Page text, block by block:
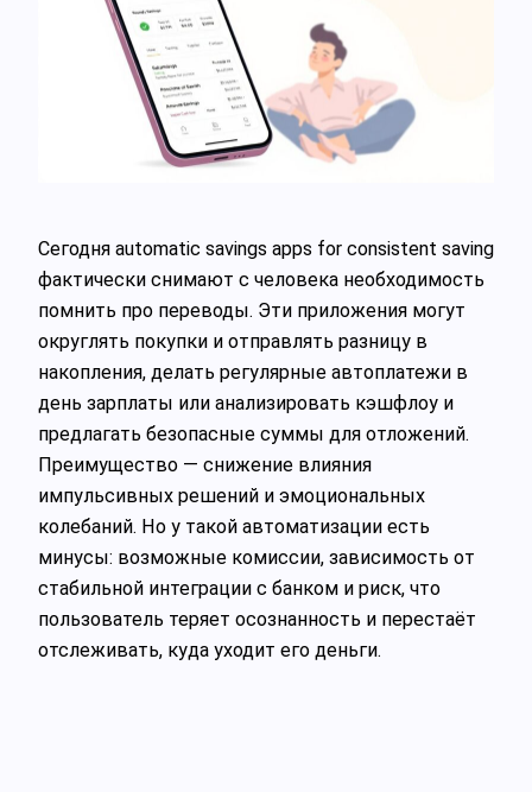
Сегодня automatic savings apps for consistent saving
фактически снимают с человека необходимость
помнить про переводы. Эти приложения могут
округлять покупки и отправлять разницу в
накопления, делать регулярные автоплатежи в
день зарплаты или анализировать кэшфлоу и
предлагать безопасные суммы для отложений.
Преимущество — снижение влияния
импульсивных решений и эмоциональных
колебаний. Но у такой автоматизации есть
минусы: возможные комиссии, зависимость от
стабильной интеграции с банком и риск, что
пользователь теряет осознанность и перестаёт
отслеживать, куда уходит его деньги.